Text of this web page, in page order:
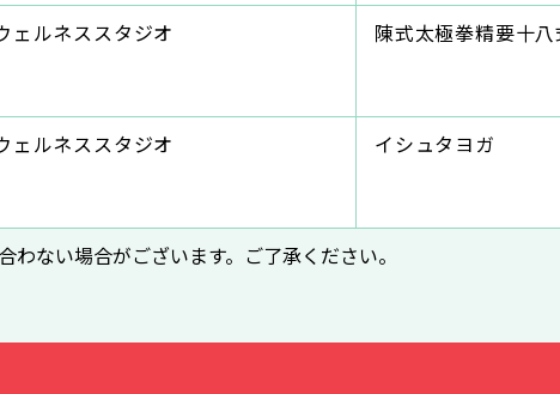
ェルネススタジオ 陳式太極拳精要十八
ェルネススタジオ イシュタヨガ
ない場合がございます。ご了承ください。